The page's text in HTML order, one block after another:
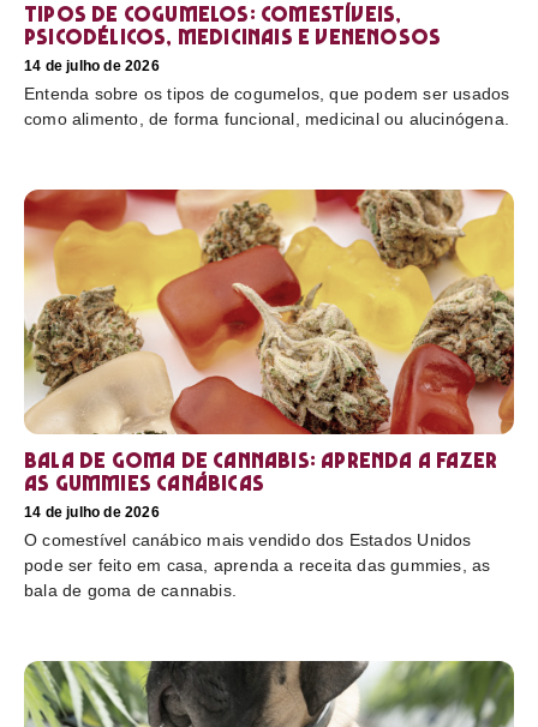
Tipos de cogumelos: comestíveis,
psicodélicos, medicinais e venenosos
14 de julho de 2026
Entenda sobre os tipos de cogumelos, que podem ser usados
como alimento, de forma funcional, medicinal ou alucinógena.
Bala de goma de cannabis: aprenda a fazer
as gummies canábicas
14 de julho de 2026
O comestível canábico mais vendido dos Estados Unidos
pode ser feito em casa, aprenda a receita das gummies, as
bala de goma de cannabis.